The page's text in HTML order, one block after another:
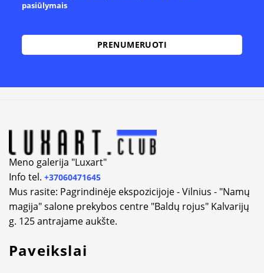
pasiūlymais
Meno galerija "Luxart"
Info tel. +37060471645
Mus rasite: Pagrindinėje ekspozicijoje - Vilnius - "Namų
magija" salone prekybos centre "Baldų rojus" Kalvarijų
g. 125 antrajame aukšte.
Paveikslai